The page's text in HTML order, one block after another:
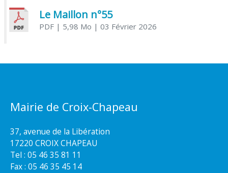
Le Maillon n°55
PDF| 5,98 Mo | 03 Février 2026
Mairie de Croix-Chapeau
37, avenue de la Libération
17220 CROIX CHAPEAU
Tel : 05 46 35 81 11
Fax : 05 46 35 45 14